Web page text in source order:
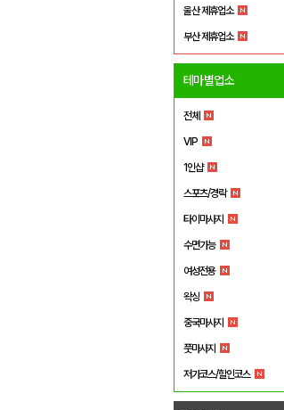
울산 제휴업소
부산 제휴업소
테마별업소
전체
VIP
1인샵
스포츠/경락
타이마사지
수면가능
여성전용
왁싱
중국마사지
풋마사지
저가코스/할인코스